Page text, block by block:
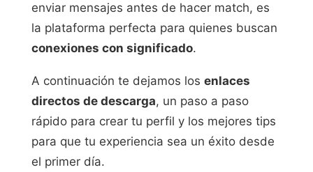
enviar mensajes antes de hacer match, es
la plataforma perfecta para quienes buscan
conexiones con significado.
A continuación te dejamos los enlaces
directos de descarga, un paso a paso
rápido para crear tu perfil y los mejores tips
para que tu experiencia sea un éxito desde
el primer día.